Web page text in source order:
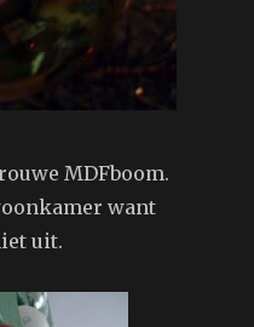
MDFboom.
want
uit.